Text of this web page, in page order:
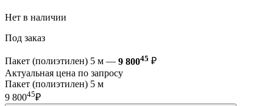
Нет в наличии
Под заказ
Пакет (полиэтилен) 5 м — 9 80045 ₽
Актуальная цена по запросу
Пакет (полиэтилен) 5 м
9 80045₽